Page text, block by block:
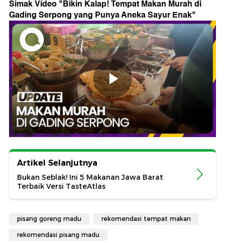
Simak Video "Bikin Kalap! Tempat Makan Murah di
Gading Serpong yang Punya Aneka Sayur Enak"
Artikel Selanjutnya
Bukan Seblak! Ini 5 Makanan Jawa Barat
Terbaik Versi TasteAtlas
pisang goreng madu rekomendasi tempat makan
rekomendasi pisang madu